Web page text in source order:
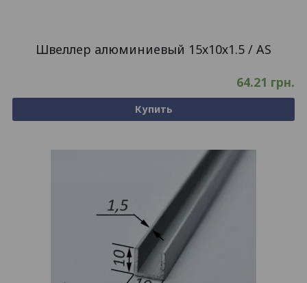
Швеллер алюминиевый 15х10х1.5 / AS
64.21 грн.
Купить